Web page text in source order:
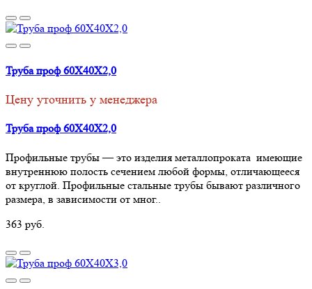
Труба проф 60Х40Х2,0
Цену уточнить у менеджера
Труба проф 60Х40Х2,0
Профильные трубы — это изделия металлопроката имеющие
внутреннюю полость сечением любой формы, отличающееся
от круглой. Профильные стальные трубы бывают различного
размера, в зависимости от мног..
363 руб.